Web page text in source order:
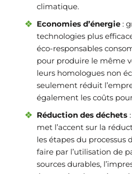
climatique.
Economies d’énergie :
technologies plus
éco-responsables
pour produire le même
leurs homologues non
seulement réduit
également les coûts
Réduction des déchets
met l’accent sur la
les étapes du processus
faire par l’utilisation de
sources durables,